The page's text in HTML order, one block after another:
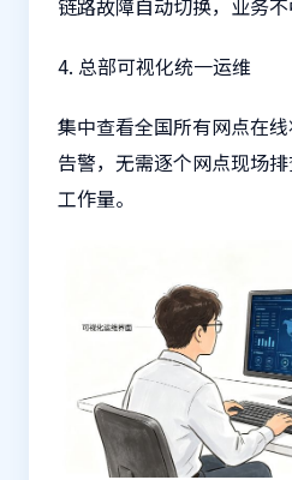
链路故障自动切换，业务不
4. 总部可视化统一运维
集中查看全国所有网点在
告警，无需逐个网点现场
工作量。